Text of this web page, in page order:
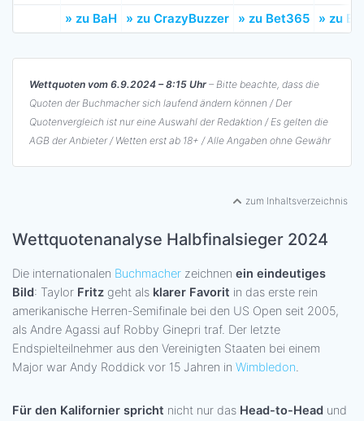
» zu BaH » zu CrazyBuzzer » zu Bet365 » zu
Wettquoten vom 6.9.2024 – 8:15 Uhr – Bitte beachte, dass die
Quoten der Buchmacher sich laufend ändern können / Der
Quotenvergleich ist nur eine Auswahl der Redaktion / Es gelten die
AGB der Anbieter / Wetten erst ab 18+ / Alle Angaben ohne Gewähr
zum Inhaltsverzeichnis
Wettquotenanalyse Halbfinalsieger 2024
Die internationalen Buchmacher zeichnen ein eindeutiges
Bild: Taylor Fritz geht als klarer Favorit in das erste rein
amerikanische Herren-Semifinale bei den US Open seit 2005,
als Andre Agassi auf Robby Ginepri traf. Der letzte
Endspielteilnehmer aus den Vereinigten Staaten bei einem
Major war Andy Roddick vor 15 Jahren in Wimbledon.
Für den Kalifornier spricht nicht nur das Head-to-Head und